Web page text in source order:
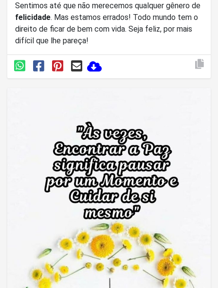
Sentimos até que não merecemos qualquer gênero de
felicidade. Mas estamos errados! Todo mundo tem o
direito de ficar de bem com vida. Seja feliz, por mais
difícil que lhe pareça!